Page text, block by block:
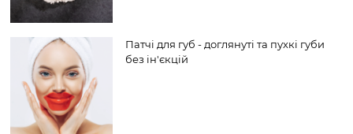
Патчі для губ - доглянуті та пухкі губи
без ін'єкцій